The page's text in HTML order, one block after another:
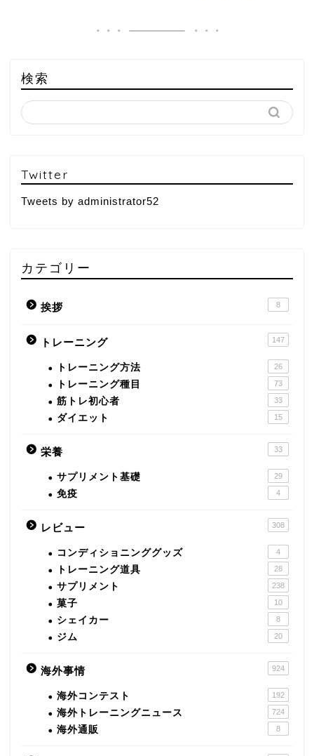
検索
Twitter
Tweets by administrator52
カテゴリー
挨拶 8
トレーニング 147
トレーニング方法 26
トレーニング種目 73
筋トレ初心者 33
ダイエット 15
栄養 33
サプリメント基礎 29
免疫 4
レビュー 308
コンディショニンググッズ 4
トレーニング道具 28
サプリメント 238
菓子 10
シェイカー 8
ジム 20
海外事情 924
海外コンテスト 192
海外トレーニングニュース 724
海外通販 8